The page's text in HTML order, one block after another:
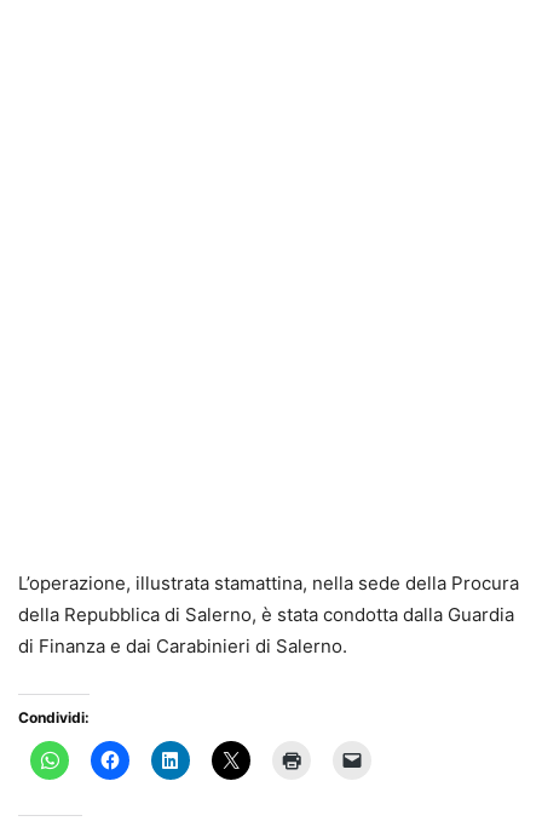
L’operazione, illustrata stamattina, nella sede della Procura
della Repubblica di Salerno, è stata condotta dalla Guardia
di Finanza e dai Carabinieri di Salerno.
Condividi: